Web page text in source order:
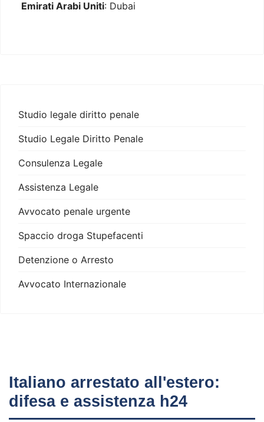
Emirati Arabi Uniti: Dubai
Studio legale diritto penale
Studio Legale Diritto Penale
Consulenza Legale
Assistenza Legale
Avvocato penale urgente
Spaccio droga Stupefacenti
Detenzione o Arresto
Avvocato Internazionale
Italiano arrestato all'estero:
difesa e assistenza h24